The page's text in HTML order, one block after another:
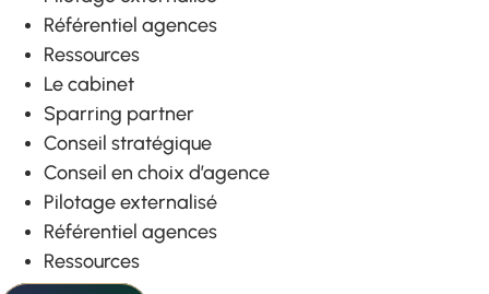
Référentiel agences
Ressources
Le cabinet
Sparring partner
Conseil stratégique
Conseil en choix d’agence
Pilotage externalisé
Référentiel agences
Ressources